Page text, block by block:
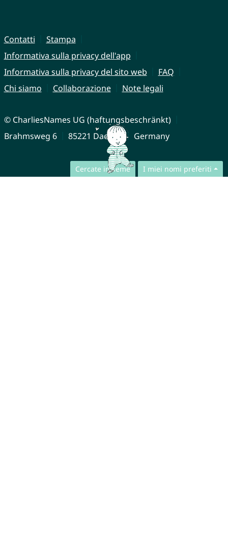
Cercate insieme I miei nomi preferiti
Contatti
Stampa
Informativa sulla privacy dell'app
Informativa sulla privacy del sito web
FAQ
Chi siamo
Collaborazione Note legali
© CharliesNames UG (haftungsbeschränkt)
Brahmsweg 6
85221 Dachau Germany